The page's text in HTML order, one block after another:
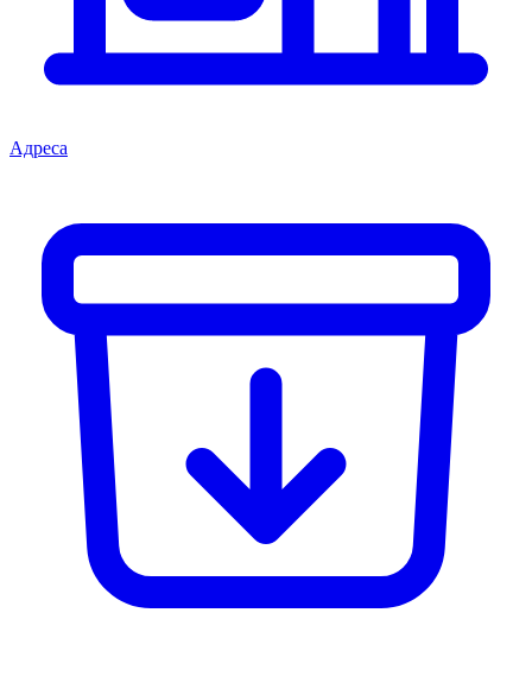
Адреса